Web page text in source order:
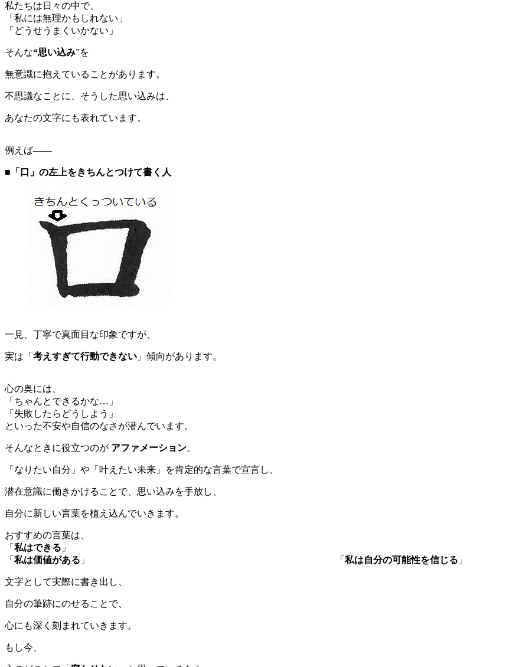
私たちは日々の中で、
「私には無理かもしれない」
「どうせうまくいかない」
そんな“思い込み”を
無意識に抱えていることがあります。
不思議なことに、そうした思い込みは、
あなたの文字にも表れています。
例えば——
■「口」の左上をきちんとつけて書く人
一見、丁寧で真面目な印象ですが、
実は「 考えすぎて行動できない 」傾向があります。
心の奥には、
「ちゃんとできるかな…」
「失敗したらどうしよう」
といった不安や自信のなさが潜んでいます。
そんなときに役立つのが アファメーション。
「なりたい自分」や「叶えたい未来」を肯定的な言葉で宣言し、
潜在意識に働きかけることで、思い込みを手放し、
自分に新しい言葉を植え込んでいきます。
おすすめの言葉は、
「 私はできる 」
「 私は価値がある 」 「 私は自分の可能性を信じる 」
文字として実際に書き出し、
自分の筆跡にのせることで、
心にも深く刻まれていきます。
もし今、